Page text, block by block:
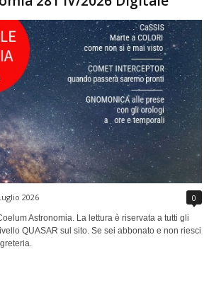
2026 0
Astronomia. La lettura è riservata a tutti gli
QUASAR sul sito. Se sei abbonato e non riesci